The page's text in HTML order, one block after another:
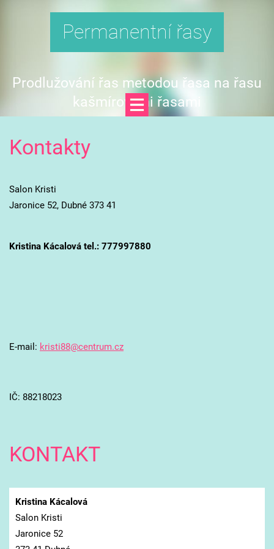
Permanentní řasy
Prodlužování řas metodou řasa na řasu
kašmírovými řasami
Kontakty
Salon Kristi
Jaronice 52, Dubné 373 41
Kristina Kácalová tel.: 777997880
E-mail: kristi88@centrum.cz
IČ: 88218023
KONTAKT
Kristina Kácalová
Salon Kristi
Jaronice 52